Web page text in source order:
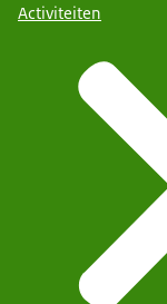
Activiteiten